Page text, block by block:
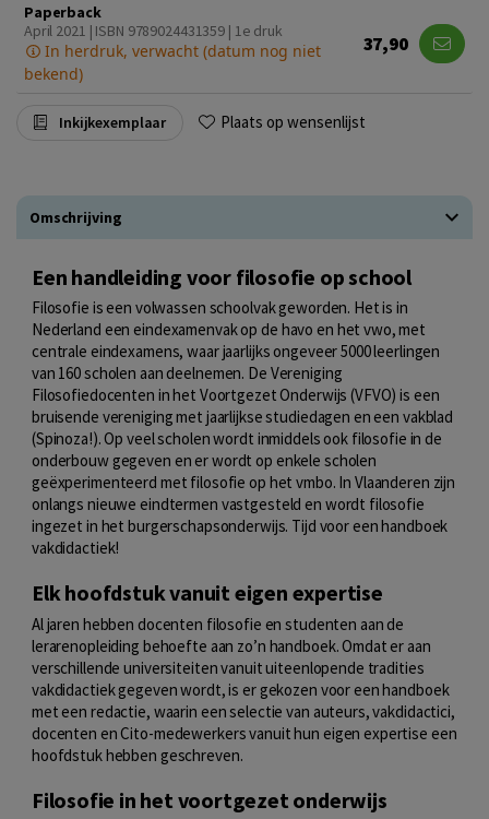
Paperback
April 2021 | ISBN 9789024431359 | 1e druk
In herdruk, verwacht (datum nog niet
bekend)
37,90
Inkijkexemplaar Plaats op wensenlijst
Omschrijving
Een handleiding voor filosofie op school
Filosofie is een volwassen schoolvak geworden. Het is in
Nederland een eindexamenvak op de havo en het vwo, met
centrale eindexamens, waar jaarlijks ongeveer 5000 leerlingen
van 160 scholen aan deelnemen. De Vereniging
Filosofiedocenten in het Voortgezet Onderwijs (VFVO) is een
bruisende vereniging met jaarlijkse studiedagen en een vakblad
(Spinoza!). Op veel scholen wordt inmiddels ook filosofie in de
onderbouw gegeven en er wordt op enkele scholen
geëxperimenteerd met filosofie op het vmbo. In Vlaanderen zijn
onlangs nieuwe eindtermen vastgesteld en wordt filosofie
ingezet in het burgerschapsonderwijs. Tijd voor een handboek
vakdidactiek!
Elk hoofdstuk vanuit eigen expertise
Al jaren hebben docenten filosofie en studenten aan de
lerarenopleiding behoefte aan zo’n handboek. Omdat er aan
verschillende universiteiten vanuit uiteenlopende tradities
vakdidactiek gegeven wordt, is er gekozen voor een handboek
met een redactie, waarin een selectie van auteurs, vakdidactici,
docenten en Cito-medewerkers vanuit hun eigen expertise een
hoofdstuk hebben geschreven.
Filosofie in het voortgezet onderwijs